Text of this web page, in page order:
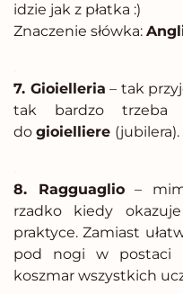
idzie jak z płatka :)
Znaczenie słówka:
.
7. Gioielleria – tak
tak bardzo trzeba
do gioielliere (jubilera).
.
8. Ragguaglio–
rzadko kiedy
praktyce. Zamiast
pod nogi w postaci
koszmar wszystkich